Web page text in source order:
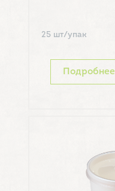
25 шт/упак
Подробнее